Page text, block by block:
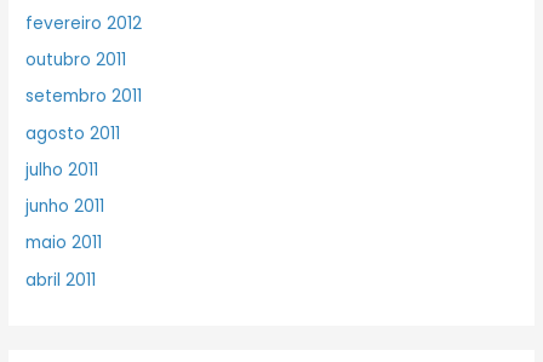
fevereiro 2012
outubro 2011
setembro 2011
agosto 2011
julho 2011
junho 2011
maio 2011
abril 2011